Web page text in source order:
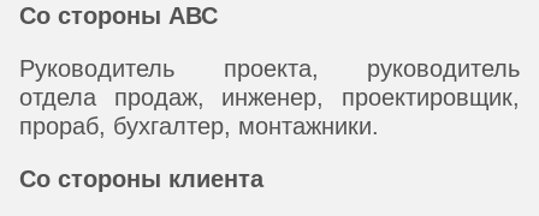
Со стороны АВС
Руководитель проекта, руководитель
отдела продаж, инженер, проектировщик,
прораб, бухгалтер, монтажники.
Со стороны клиента